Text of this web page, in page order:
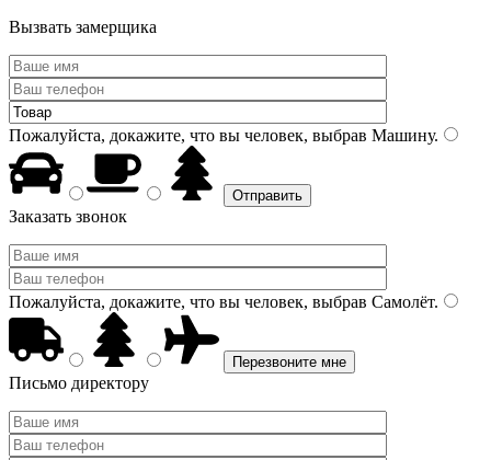
Вызвать замерщика
Пожалуйста, докажите, что вы человек, выбрав Машину.
Заказать звонок
Пожалуйста, докажите, что вы человек, выбрав Самолёт.
Письмо директору